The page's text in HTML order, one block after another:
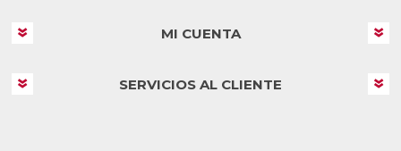
MI CUENTA
SERVICIOS AL CLIENTE